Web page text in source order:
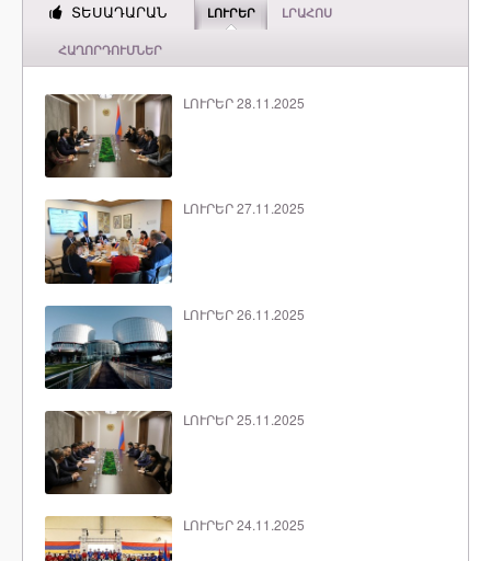
ՏԵՍԱԴԱՐԱՆ ԼՈՒՐԵՐ ԼՐԱՀՈՍ
ՀԱՂՈՐԴՈՒՄՆԵՐ
ԼՈՒՐԵՐ 28.11.2025
ԼՈՒՐԵՐ 27.11.2025
ԼՈՒՐԵՐ 26.11.2025
ԼՈՒՐԵՐ 25.11.2025
ԼՈՒՐԵՐ 24.11.2025